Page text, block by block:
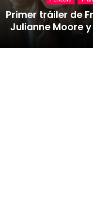
Primer tráiler de
Julianne Moore y